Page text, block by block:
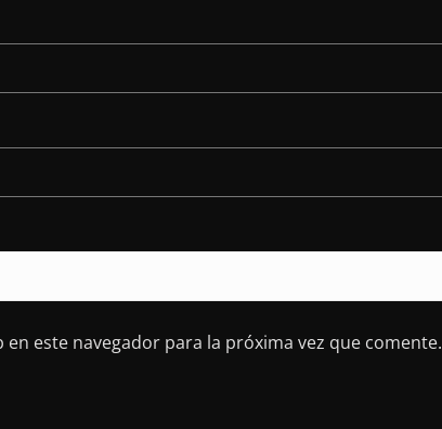
este navegador para la próxima vez que comente.